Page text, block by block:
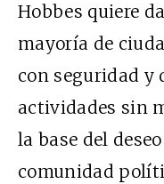
Hobbes quiere
mayoría de
con seguridad y
actividades sin
la base del
comunidad